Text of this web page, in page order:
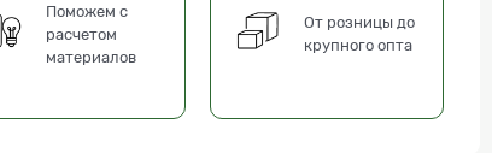
Поможем с
расчетом
материалов
От розницы до
крупного опта